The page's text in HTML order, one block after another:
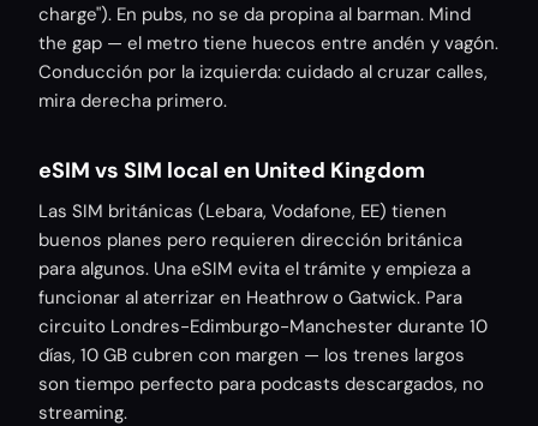
charge"). En pubs, no se da propina al barman. Mind
the gap — el metro tiene huecos entre andén y vagón.
Conducción por la izquierda: cuidado al cruzar calles,
mira derecha primero.
eSIM vs SIM local en United Kingdom
Las SIM británicas (Lebara, Vodafone, EE) tienen
buenos planes pero requieren dirección británica
para algunos. Una eSIM evita el trámite y empieza a
funcionar al aterrizar en Heathrow o Gatwick. Para
circuito Londres-Edimburgo-Manchester durante 10
días, 10 GB cubren con margen — los trenes largos
son tiempo perfecto para podcasts descargados, no
streaming.